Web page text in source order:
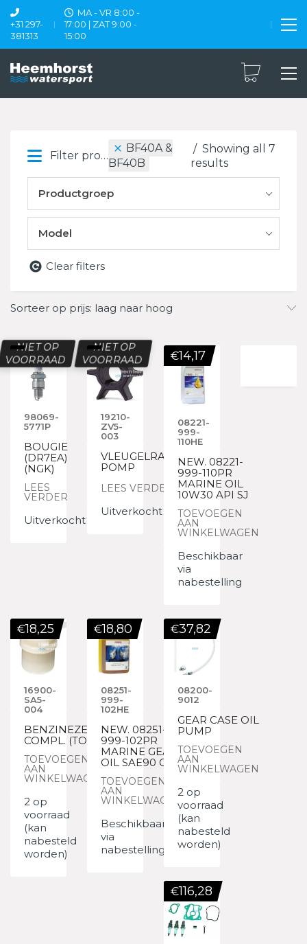
+31 297-
381313
MA - VR 8:00 -
17:00 | ZAT 9:00 -
15:00
Filter products
BF40A &
BF40B
Showing all 7
results
Productgroep
Model
Clear filters
Sorteer op prijs: laag naar hoog
NIET OP
VOORRAAD
98069-
5771P
BOUGIE
(DR7EA)
(NGK)
LEES
VERDER
Uitverkocht
NIET OP
VOORRAAD
19210-
ZV5-
003
VLEUGELRAD,
POMP
LEES VERDER
Uitverkocht
08221-
999-
110HE
NEW. 08221-
999-110PR
MARINE OIL
10W30 API SJ
TOEVOEGEN
AAN
WINKELWAGEN
€14,17
Beschikbaar
via
nabestelling
16900-
SA5-
004
BENZINEZEEF
COMPL. (TOYO
TOEVOEGEN
AAN
WINKELWAGEN
€18,25
2 op
voorraad
(kan
nabesteld
worden)
08251-
999-
102HE
NEW. 08251-
999-102PR
MARINE GEAR
OIL SAE90 GL
TOEVOEGEN
AAN
WINKELWAGEN
€18,80
Beschikbaar
via
nabestelling
08200-
9012
GEAR CASE OIL
PUMP
TOEVOEGEN
AAN
WINKELWAGEN
€37,82
2 op
voorraad
(kan
nabesteld
worden)
€116,28